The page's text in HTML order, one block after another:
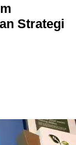
Strategi